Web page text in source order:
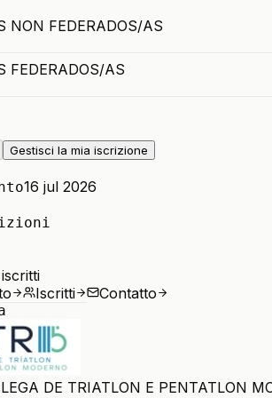
NON FEDERADOS/AS
FEDERADOS/AS
Gestisci la mia iscrizione
16 jul 2026
iscritti
Iscritti Contatto
DE TRIATLON E PENTATLON